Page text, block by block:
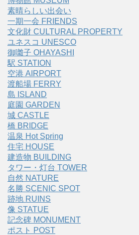
素晴らしい出会い
一期一会 FRIENDS
文化財 CULTURAL PROPERTY
ユネスコ UNESCO
御囃子 OHAYASHI
駅 STATION
空港 AIRPORT
渡船場 FERRY
島 ISLAND
庭園 GARDEN
城 CASTLE
橋 BRIDGE
温泉 Hot Spring
住宅 HOUSE
建造物 BUILDING
タワー・灯台 TOWER
自然 NATURE
名勝 SCENIC SPOT
跡地 RUINS
像 STATUE
記念碑 MONUMENT
ポスト POST